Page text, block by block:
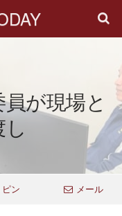
が現場と
ピン メール